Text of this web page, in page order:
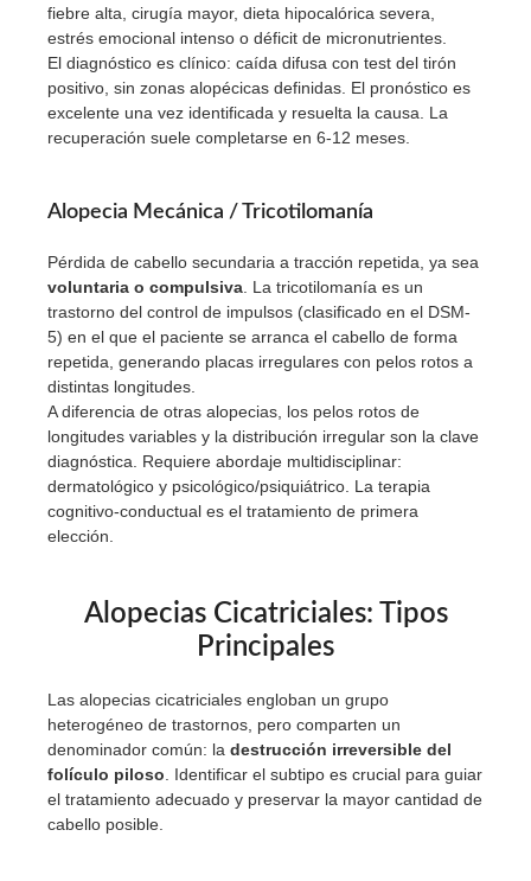
fiebre alta, cirugía mayor, dieta hipocalórica severa,
estrés emocional intenso o déficit de micronutrientes.
El diagnóstico es clínico: caída difusa con test del tirón
positivo, sin zonas alopécicas definidas. El pronóstico es
excelente una vez identificada y resuelta la causa. La
recuperación suele completarse en 6-12 meses.
Alopecia Mecánica / Tricotilomanía
Pérdida de cabello secundaria a tracción repetida, ya sea
voluntaria o compulsiva. La tricotilomanía es un
trastorno del control de impulsos (clasificado en el DSM-
5) en el que el paciente se arranca el cabello de forma
repetida, generando placas irregulares con pelos rotos a
distintas longitudes.
A diferencia de otras alopecias, los pelos rotos de
longitudes variables y la distribución irregular son la clave
diagnóstica. Requiere abordaje multidisciplinar:
dermatológico y psicológico/psiquiátrico. La terapia
cognitivo-conductual es el tratamiento de primera
elección.
Alopecias Cicatriciales: Tipos
Principales
Las alopecias cicatriciales engloban un grupo
heterogéneo de trastornos, pero comparten un
denominador común: la destrucción irreversible del
folículo piloso. Identificar el subtipo es crucial para guiar
el tratamiento adecuado y preservar la mayor cantidad de
cabello posible.